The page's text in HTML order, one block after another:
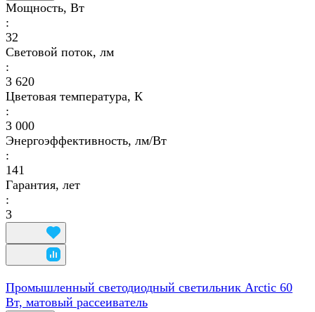
Мощность, Вт
:
32
Световой поток, лм
:
3 620
Цветовая температура, К
:
3 000
Энергоэффективность, лм/Вт
:
141
Гарантия, лет
:
3
Промышленный светодиодный светильник Arctic 60
Вт, матовый рассеиватель